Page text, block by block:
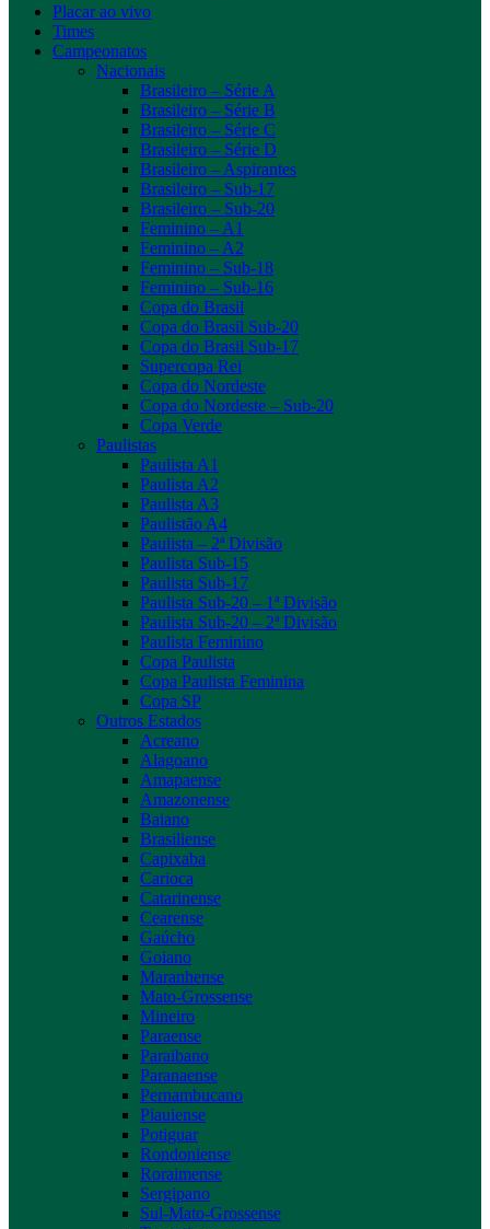
Placar ao vivo
Times
Campeonatos
Nacionais
Brasileiro – Série A
Brasileiro – Série B
Brasileiro – Série C
Brasileiro – Série D
Brasileiro – Aspirantes
Brasileiro – Sub-17
Brasileiro – Sub-20
Feminino – A1
Feminino – A2
Feminino – Sub-18
Feminino – Sub-16
Copa do Brasil
Copa do Brasil Sub-20
Copa do Brasil Sub-17
Supercopa Rei
Copa do Nordeste
Copa do Nordeste – Sub-20
Copa Verde
Paulistas
Paulista A1
Paulista A2
Paulista A3
Paulistão A4
Paulista – 2ª Divisão
Paulista Sub-15
Paulista Sub-17
Paulista Sub-20 – 1ª Divisão
Paulista Sub-20 – 2ª Divisão
Paulista Feminino
Copa Paulista
Copa Paulista Feminina
Copa SP
Outros Estados
Acreano
Alagoano
Amapaense
Amazonense
Baiano
Brasiliense
Capixaba
Carioca
Catarinense
Cearense
Gaúcho
Goiano
Maranhense
Mato-Grossense
Mineiro
Paraense
Paraibano
Paranaense
Pernambucano
Piauiense
Potiguar
Rondoniense
Roraimense
Sergipano
Sul-Mato-Grossense